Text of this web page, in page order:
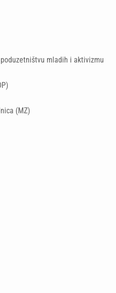
mladih i aktivizmu
(MZ)